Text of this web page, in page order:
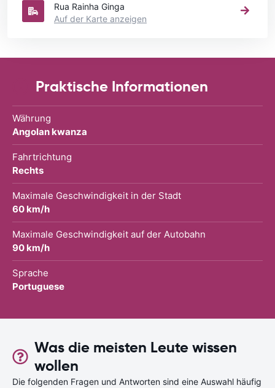
Rua Rainha Ginga
Auf der Karte anzeigen
Praktische Informationen
Währung
Angolan kwanza
Fahrtrichtung
Rechts
Maximale Geschwindigkeit in der Stadt
60 km/h
Maximale Geschwindigkeit auf der Autobahn
90 km/h
Sprache
Portuguese
Was die meisten Leute wissen
wollen
Die folgenden Fragen und Antworten sind eine Auswahl häufig